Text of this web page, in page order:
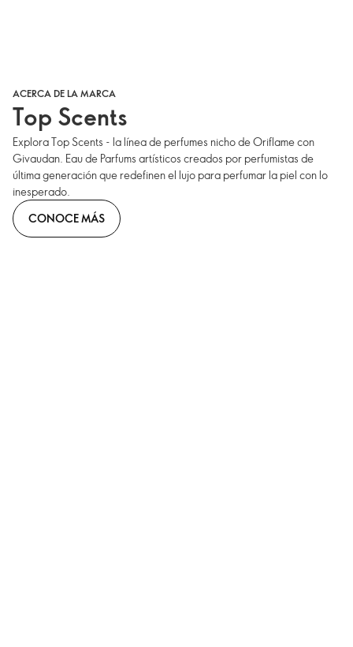
ACERCA DE LA MARCA
Top Scents
Explora Top Scents - la línea de perfumes nicho de Oriflame con
Givaudan. Eau de Parfums artísticos creados por perfumistas de
última generación que redefinen el lujo para perfumar la piel con lo
inesperado.
CONOCE MÁS